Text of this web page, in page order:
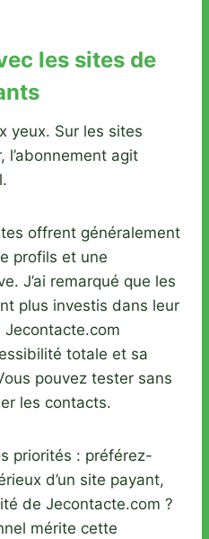
les sites de
yeux. Sur les sites
l’abonnement agit
offrent généralement
profils et une
J’ai remarqué que les
plus investis dans leur
Jecontacte.com
totale et sa
pouvez tester sans
les contacts.
priorités : préférez-
d’un site payant,
de Jecontacte.com ?
mérite cette